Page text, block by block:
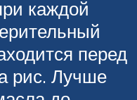
каждой
перед
рис. Лучше